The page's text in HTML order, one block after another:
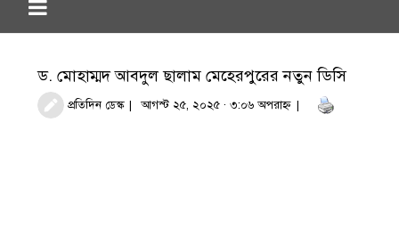
ড. মোহাম্মদ আবদুল ছালাম মেহেরপুরের নতুন ডিসি
প্রতিদিন ডেস্ক আগস্ট ২৫, ২০২৫ · ৩:০৬ অপরাহ্ণ